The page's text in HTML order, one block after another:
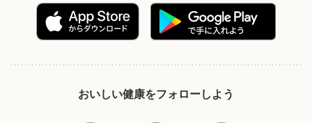
おいしい健康をフォローしよう